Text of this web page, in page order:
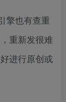
擎也有查重
重新发很难
进行原创或